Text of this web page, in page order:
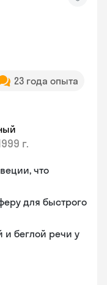
23 года опыта
г.
что
для быстрого
и беглой речи у